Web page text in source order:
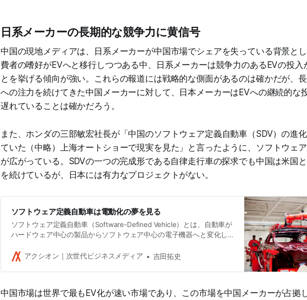
日系メーカーの長期的な競争力に黄信号
中国の現地メディアは、日系メーカーが中国市場でシェアを失っている背景と
費者の嗜好がEVへと移行しつつある中、日系メーカーは競争力のあるEVの投入
とを挙げる傾向が強い。これらの報道には戦略的な側面があるのは確かだが、
への注力を続けてきた中国メーカーに対して、日本メーカーはEVへの継続的な
遅れていることは確かだろう。
また、ホンダの三部敏宏社長が「中国のソフトウェア定義自動車（SDV）の進
ていた（中略）上海オートショーで現実を見た」と言ったように、ソフトウェ
が広がっている。SDVの一つの完成形である自律走行車の探求でも中国は米国
を続けているが、日本には有力なプロジェクトがない。
ソフトウェア定義自動車は電動化の夢を見る
ソフトウェア定義自動車（Software-Defined Vehicle）とは、自動車が
ハードウェア中心の製品からソフトウェア中心の電子機器へと変化し
ことを指す言葉だ。
アクシオン｜次世代ビジネスメディア 吉田拓史
中国市場は世界で最もEV化が速い市場であり、この市場を中国メーカーが占拠